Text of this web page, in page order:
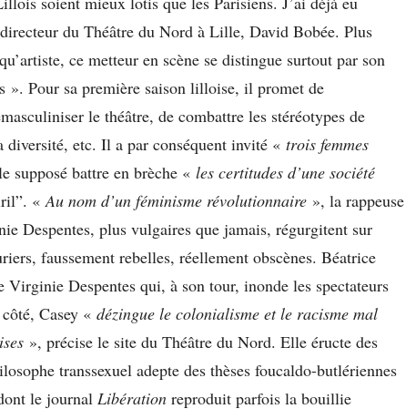
du Théâtre du Nord à Lille, David Bobée. Plus
ce metteur en scène se distingue surtout par son
». Pour sa première saison lilloise, il promet de
le théâtre, de combattre les stéréotypes de
diversité, etc. Il a par conséquent invité « trois femmes
supposé battre en brèche « les certitudes d’une société
«Au nom d’un féminisme révolutionnaire », la rappeuse
Despentes, plus vulgaires que jamais, régurgitent sur
faussement rebelles, réellement obscènes. Béatrice
Virginie Despentes qui, à son tour, inonde les spectateurs
Casey « dézingue le colonialisme et le racisme mal
», précise le site du Théâtre du Nord. Elle éructe des
transsexuel adepte des thèses foucaldo-butlériennes
le journal Libération reproduit parfois la bouillie